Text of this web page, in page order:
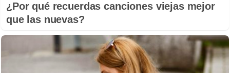
¿Por qué recuerdas canciones viejas mejor
que las nuevas?